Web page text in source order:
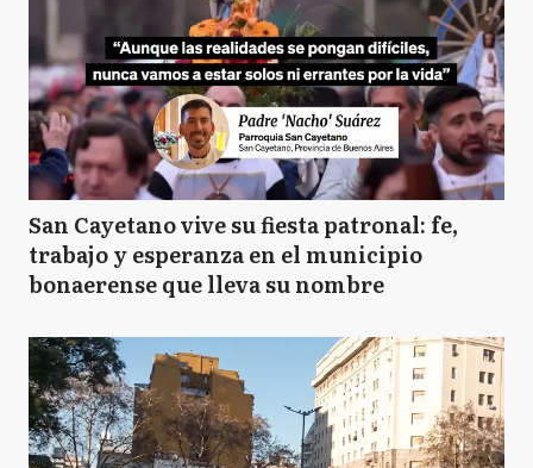
San Cayetano vive su fiesta patronal: fe,
trabajo y esperanza en el municipio
bonaerense que lleva su nombre